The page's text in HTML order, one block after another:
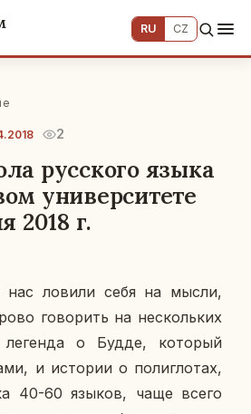
RU CZ
2
русского языка
университете
2018 г.
нас ловили себя на мысли,
го­во­рить на несколь­ких
ле­ген­да о Будде, ко­то­рый
и ис­то­рии о по­ли­гло­тах,
40-60 языков, чаще всего